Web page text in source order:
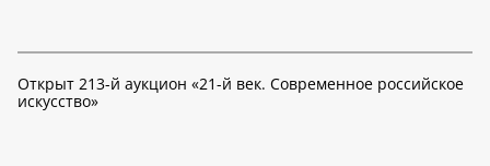
Открыт 213-й аукцион «21-й век. Современное российское
искусство»